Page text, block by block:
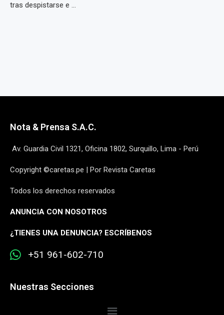
tras despistarse e ...
Nota & Prensa S.A.C.
Av. Guardia Civil 1321, Oficina 1802, Surquillo, Lima - Perú
Copyright ©caretas.pe | Por Revista Caretas
Todos los derechos reservados
ANUNCIA CON NOSOTROS
¿TIENES UNA DENUNCIA? ESCRÍBENOS
+51 961-602-710
Nuestras Secciones